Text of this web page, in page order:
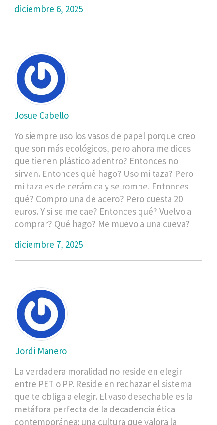
diciembre 6, 2025
Josue Cabello
Yo siempre uso los vasos de papel porque creo
que son más ecológicos, pero ahora me dices
que tienen plástico adentro? Entonces no
sirven. Entonces qué hago? Uso mi taza? Pero
mi taza es de cerámica y se rompe. Entonces
qué? Compro una de acero? Pero cuesta 20
euros. Y si se me cae? Entonces qué? Vuelvo a
comprar? Qué hago? Me muevo a una cueva?
diciembre 7, 2025
Jordi Manero
La verdadera moralidad no reside en elegir
entre PET o PP. Reside en rechazar el sistema
que te obliga a elegir. El vaso desechable es la
metáfora perfecta de la decadencia ética
contemporánea: una cultura que valora la